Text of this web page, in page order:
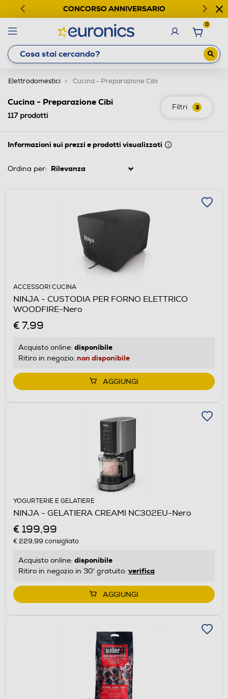
CONCORSO ANNIVERSARIO
0
Elettrodomestici Cucina - Preparazione Cibi
Filtri 3
Cucina - Preparazione Cibi
117prodotti
Informazioni sui prezzi e prodotti visualizzati
Ordina per:
ACCESSORI CUCINA
NINJA - CUSTODIA PER FORNO ELETTRICO
WOODFIRE-Nero
€ 7,99
Acquisto online: disponibile
Ritiro in negozio: non disponibile
AGGIUNGI
YOGURTERIE E GELATIERE
NINJA - GELATIERA CREAMI NC302EU-Nero
€ 199,99
€ 229,99 consigliato
Acquisto online: disponibile
Ritiro in negozio in 30' gratuito: verifica
AGGIUNGI